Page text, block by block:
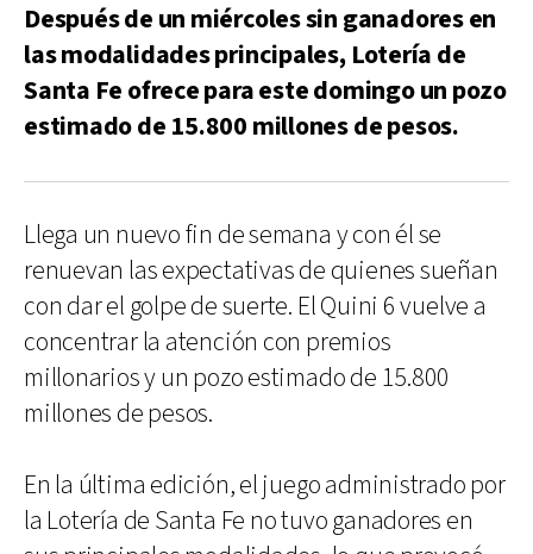
Después de un miércoles sin ganadores en
las modalidades principales, Lotería de
Santa Fe ofrece para este domingo un pozo
estimado de 15.800 millones de pesos.
Llega un nuevo fin de semana y con él se
renuevan las expectativas de quienes sueñan
con dar el golpe de suerte. El Quini 6 vuelve a
concentrar la atención con premios
millonarios y un pozo estimado de 15.800
millones de pesos.
En la última edición, el juego administrado por
la Lotería de Santa Fe no tuvo ganadores en